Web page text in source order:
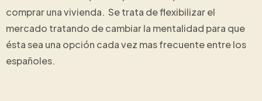
comprar una vivienda. Se trata de flexibilizar el
mercado tratando de cambiar la mentalidad para que
ésta sea una opción cada vez mas frecuente entre los
españoles.